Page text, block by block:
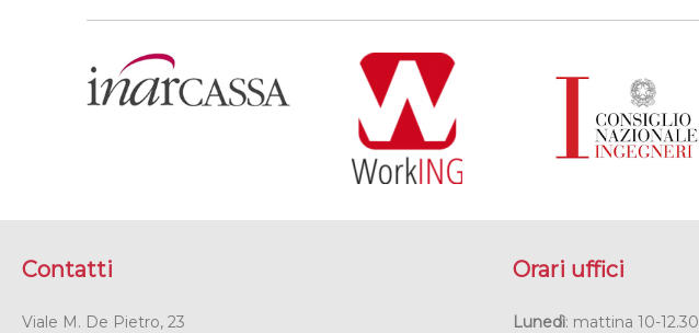
Contatti
Viale M. De Pietro, 23
Orari uffici
Lunedì: mattina 10-12.30